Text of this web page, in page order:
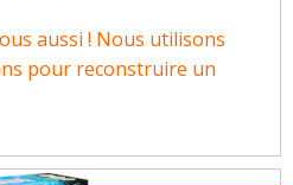
aussi ! Nous utilisons
pour reconstruire un